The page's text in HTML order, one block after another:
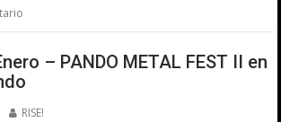
– PANDO METAL FEST II en
RISE!